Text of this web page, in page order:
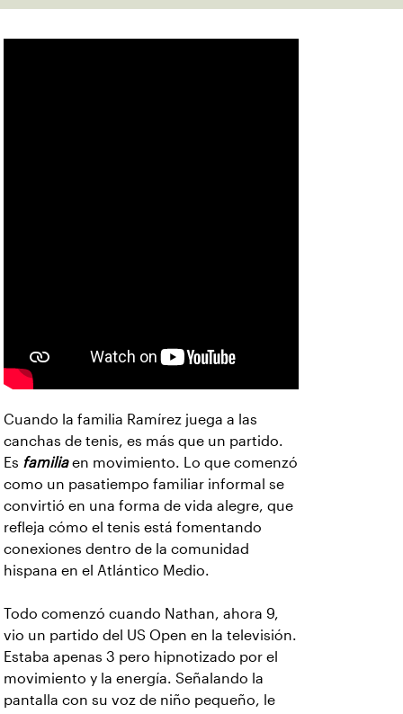
Cuando la familia Ramírez juega a las
canchas de tenis, es más que un partido.
Es familiaen movimiento. Lo que comenzó
como un pasatiempo familiar informal se
convirtió en una forma de vida alegre, que
refleja cómo el tenis está fomentando
conexiones dentro de la comunidad
hispana en el Atlántico Medio.
Todo comenzó cuando Nathan, ahora 9,
vio un partido del US Open en la televisión.
Estaba apenas 3 pero hipnotizado por el
movimiento y la energía. Señalando la
pantalla con su voz de niño pequeño, le